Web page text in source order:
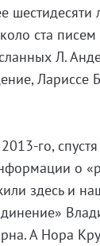
ста
Л.
Лариссе
го,
о
здесь и
А Нора